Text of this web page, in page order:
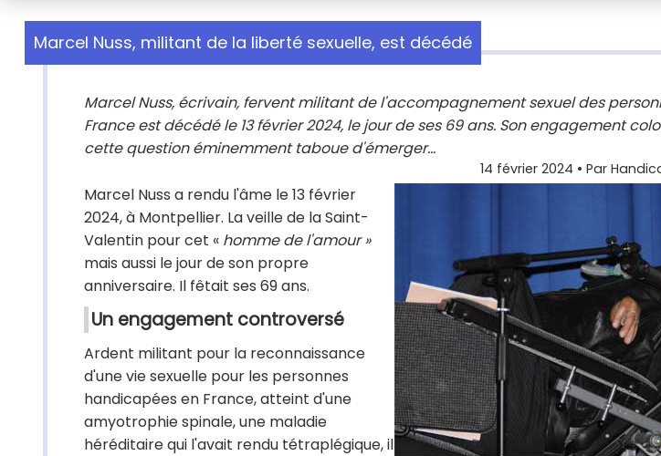
Marcel Nuss, militant de la liberté sexuelle, est décédé
Marcel Nuss, écrivain, fervent militant de l'accompagnement sexuel des
France est décédé le 13 février 2024, le jour de ses 69 ans. Son engagement
cette question éminemment taboue d'émerger...
14 février 2024 • Par
Marcel Nuss a rendu l'âme le 13 février
2024, à Montpellier. La veille de la Saint-
Valentin pour cet « homme de l'amour »
mais aussi le jour de son propre
anniversaire. Il fêtait ses 69 ans.
Un engagement controversé
Ardent militant pour la reconnaissance
d'une vie sexuelle pour les personnes
handicapées en France, atteint d'une
amyotrophie spinale, une maladie
héréditaire qui l'avait rendu tétraplégique, il